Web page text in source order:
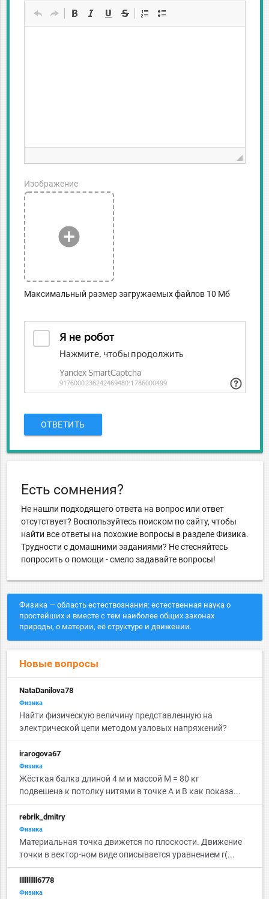
add_circle
Изображение
Максимальный размер загружаемых файлов 10 Мб
ОТВЕТИТЬ
Есть сомнения?
Не нашли подходящего ответа на вопрос или ответ
отсутствует? Воспользуйтесь поиском по сайту, чтобы
найти все ответы на похожие вопросы в разделе Физика.
Трудности с домашними заданиями? Не стесняйтесь
попросить о помощи - смело задавайте вопросы!
Физика — область естествознания: естественная наука о
простейших и вместе с тем наиболее общих законах
природы, о материи, её структуре и движении.
Новые вопросы
NataDanilova78
Физика
Найти физическую величину представленную на
электрической цепи методом узловых напряжений?
irarogova67
Физика
Жёсткая балка длиной 4 м и массой M = 80 кг
подвешена к потолку нитями в точке А и B как показа...
rebrik_dmitry
Физика
Материальная точка движется по плоскости. Движение
точки в вектор-ном виде описывается уравнением r(...
llllllllll6778
Физика